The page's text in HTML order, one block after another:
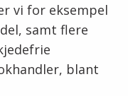
vi for eksempel
samt flere
blant